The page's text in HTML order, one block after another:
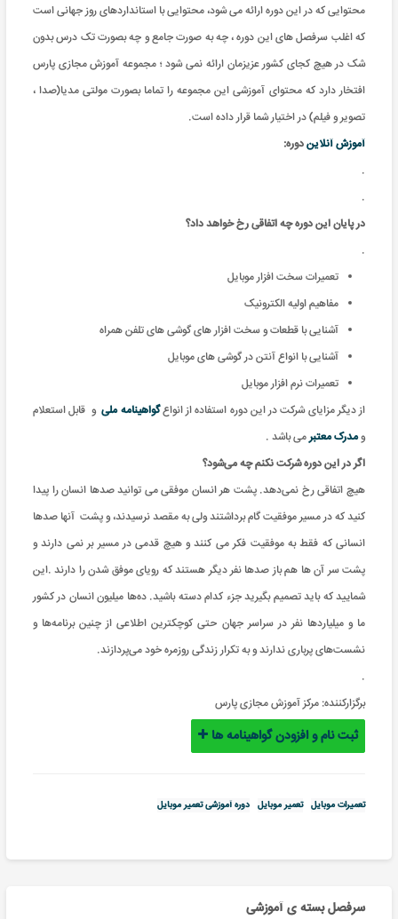
محتوایی که در این دوره ارائه می شود، محتوایی با استانداردهای روز جهانی است
که اغلب سرفصل های این دوره ، چه به صورت جامع و چه بصورت تک درس بدون
شک در هیچ کجای کشور عزیزمان ارائه نمی شود ؛ مجموعه آموزش مجازی پارس
افتخار دارد که محتوای آموزشی این مجموعه را تماما بصورت مولتی مدیا(صدا ،
تصویر و فیلم) در اختیار شما قرار داده است.
آموزش آنلایندوره:
.
.
در پایان این دوره چه اتفاقی رخ خواهد داد؟
.
تعمیرات سخت افزار موبایل
مفاهیم اولیه الکترونیک
آشنایی با قطعات و سخت افزار های گوشی های تلفن همراه
آشنایی با انواع آنتن در گوشی های موبایل
تعمیرات نرم افزار موبایل
از دیگر مزایای شرکت در این دوره استفاده از انواعگواهینامه ملیو قابل استعلام
ومدرک معتبرمی باشد .
اگر در این دوره شرکت نکنم چه می‌شود؟
هیچ اتفاقی رخ نمی‌دهد. پشت هر انسان موفقی می توانید صدها انسان را پیدا
کنید که در مسیر موفقیت گام برداشتند ولی به مقصد نرسیدند، و پشت آنها صدها
انسانی که فقط به موفقیت فکر می کنند و هیچ قدمی در مسیر بر نمی دارند و
پشت سر آن ها هم باز صدها نفر دیگر هستند که رویای موفق شدن را دارند .این
شمایید که باید تصمیم بگیرید جزء کدام دسته باشید. ده‌ها میلیون‌ انسان در کشور
ما و میلیاردها نفر در سراسر جهان حتی کوچکترین اطلاعی از چنین برنامه‌ها و
نشست‌های پرباری ندارند و به تکرار زندگی روزمره خود می‌پردازند.
.
برگزارکننده: مرکز آموزش مجازی پارس
ثبت نام و افزودن گواهینامه ها
تعمیرات موبایل تعمیر موبایل دوره آموزشی تعمیر موبایل
سرفصل بسته ی آموزشی